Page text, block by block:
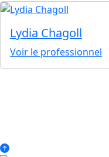
Lydia Chagoll
Voir le professionnel